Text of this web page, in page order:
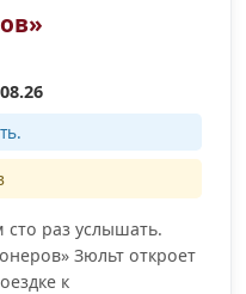
раз услышать.
Зюльт откроет
к